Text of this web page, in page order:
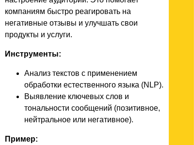
компаниям быстро реагировать на
негативные отзывы и улучшать свои
продукты и услуги.
Инструменты:
Анализ текстов с применением
обработки естественного языка (NLP).
Выявление ключевых слов и
тональности сообщений (позитивное,
нейтральное или негативное).
Пример: